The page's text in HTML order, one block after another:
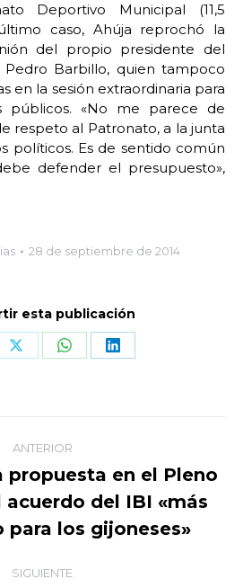
Deportivo Municipal (11,5
caso, Ahúja reprochó la
del propio presidente del
Barbillo, quien tampoco
en la sesión extraordinaria para
públicos. «No me parece de
respeto al Patronato, a la junta
políticos. Es de sentido común
defender el presupuesto»,
28 de septiembre de 2014
esta publicación
Share Share Share
ANTERIOR
Publicación
anterior:
propuesta en el Pleno
acuerdo del IBI «más
para los gijoneses»
SIGUIENTE